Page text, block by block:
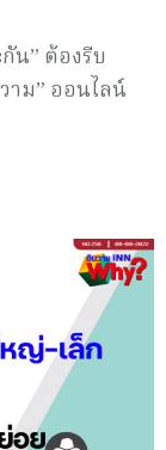
น” ต้องรีบ
าม” ออนไลน์